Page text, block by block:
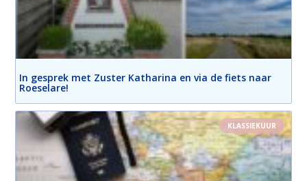
In gesprek met Zuster Katharina en via de fiets naar
Roeselare!
KLASSIEKUUR